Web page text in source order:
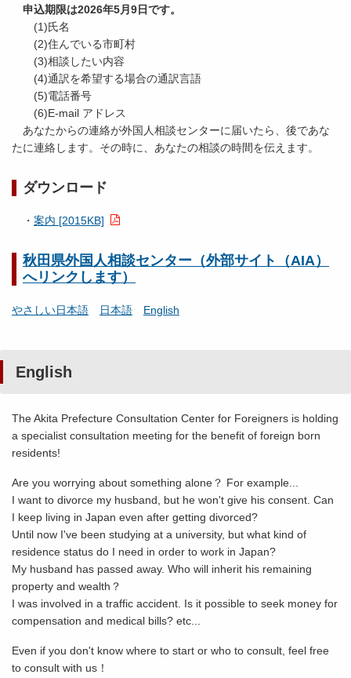
申込期限は2026年5月9日です。
(1)氏名
(2)住んでいる市町村
(3)相談したい内容
(4)通訳を希望する場合の通訳言語
(5)電話番号
(6)E-mail アドレス
あなたからの連絡が外国人相談センターに届いたら、後であな
たに連絡します。その時に、あなたの相談の時間を伝えます。
ダウンロード
・ 案内 [2015KB]
秋田県外国人相談センター（外部サイト（AIA）
へリンクします）
やさしい日本語 日本語 English
English
The Akita Prefecture Consultation Center for Foreigners is holding
a specialist consultation meeting for the benefit of foreign born
residents!
Are you worrying about something alone？ For example...
I want to divorce my husband, but he won't give his consent. Can
I keep living in Japan even after getting divorced?
Until now I've been studying at a university, but what kind of
residence status do I need in order to work in Japan?
My husband has passed away. Who will inherit his remaining
property and wealth？
I was involved in a traffic accident. Is it possible to seek money for
compensation and medical bills? etc...
Even if you don't know where to start or who to consult, feel free
to consult with us！